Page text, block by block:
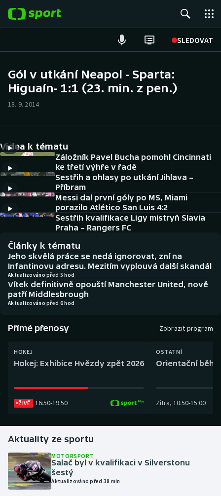
SLEDOVAT
Hokej
Cyklistika
DALŠÍ SPORTY
Americký fotbal
Baseball a softbal
Basketbal
Biatlon
Boby a skeleton
Box
Dostihy
Golf
Gymnastika
Házená
NEPŘEHLÉDNĚTE
Historické návraty
Aplikace ČT sport
AZ kvíz
Gól v utkání Neapol - Sparta:
Higuaín- 1:1 (23. min. z pen.)
18. 9. 2014
Videa k tématu
Záložník Pavel Bucha pomohl Cincinnati
ke třetí výhře v řadě
Sestřih a ohlasy po utkání Jihlava –
Příbram
Messi dal první góly po MS, Miami
porazilo Atlético San Luis 4:2
Sestřih kvalifikace Ligy mistryň Slavia
Praha – Rangers FC
Články k tématu
Jeho skvělá práce se nedá ignorovat, zní na
Infantinovu adresu. Mezitím vyplouvá další skandál
Aktualizováno před 5 hod
Vítek definitivně opouští Manchester United, nově
patří Middlesbrough
Aktualizováno před 6 hod
Přímé přenosy Zobrazit program
HOKEJ
Hokej: Exhibice Hvězdy zpět 2026
ŽIVĚ 16:50-19:50
OSTATNÍ
Orientační běh:
Zítra, 10:50-15:00
Aktuality ze sportu
MOTORSPORT
Salač byl v kvalifikaci v Silverstonu
šestý
Aktualizováno před 38 min